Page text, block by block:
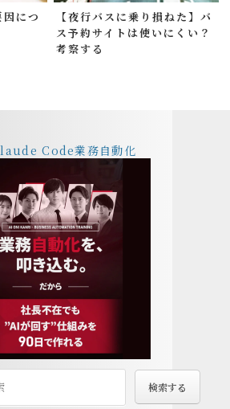
につ
【夜行バスに乗り損ねた】バ
ス予約サイトは使いにくい？
考察する
Code業務自動化